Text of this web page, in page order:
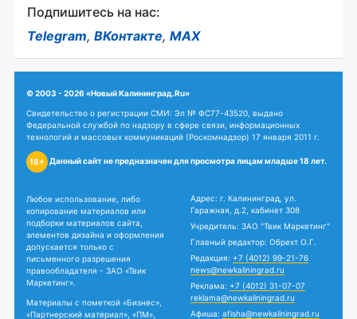
Подпишитесь на нас:
Telegram, ВКонтакте, MAX
© 2003 - 2026 «Новый Калининград.Ru»
Свидетельство о регистрации СМИ: Эл № ФС77-43520, выдано
Федеральной службой по надзору в сфере связи, информационных
технологий и массовых коммуникаций (Роскомнадзор) 17 января 2011 г.
18+ Данный сайт не предназначен для просмотра лицам младше 18 лет.
Любое использование, либо
копирование материалов или
подборки материалов сайта,
элементов дизайна и оформления
допускается только с
письменного разрешения
правообладателя - ЗАО «Твик
Маркетинг».
Материалы с пометкой «Бизнес»,
«Партнерский материал», «ПМ»,
Адрес: г. Калининград, ул.
Гаражная, д.2, кабинет 308
Учредитель: ЗАО "Твик Маркетинг"
Главный редактор: Обрехт О.Г.
Редакция: +7 (4012) 99-21-76
news@newkaliningrad.ru
Реклама: +7 (4012) 31-07-07
reklama@newkaliningrad.ru
Афиша: afisha@newkaliningrad.ru